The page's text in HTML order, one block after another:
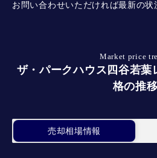
お問い合わせいただければ最新の状
Market price
ザ・パークハウス四谷若葉
格の推移
売却相場情報